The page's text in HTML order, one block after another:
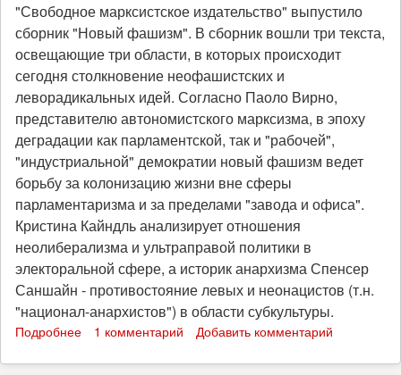
"Свободное марксистское издательство" выпустило
сборник "Новый фашизм". В сборник вошли три текста,
освещающие три области, в которых происходит
сегодня столкновение неофашистских и
леворадикальных идей. Согласно Паоло Вирно,
представителю автономистского марксизма, в эпоху
деградации как парламентской, так и "рабочей",
"индустриальной" демократии новый фашизм ведет
борьбу за колонизацию жизни вне сферы
парламентаризма и за пределами "завода и офиса".
Кристина Кайндль анализирует отношения
неолиберализма и ультраправой политики в
электоральной сфере, а историк анархизма Спенсер
Саншайн - противостояние левых и неонацистов (т.н.
"национал-анархистов") в области субкультуры.
Подробнее
книга
1 комментарий Добавить комментарий